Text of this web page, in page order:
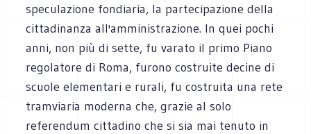
speculazione fondiaria, la partecipazione della
cittadinanza all'amministrazione. In quei pochi
anni, non più di sette, fu varato il primo Piano
regolatore di Roma, furono costruite decine di
scuole elementari e rurali, fu costruita una rete
tramviaria moderna che, grazie al solo
referendum cittadino che si sia mai tenuto in